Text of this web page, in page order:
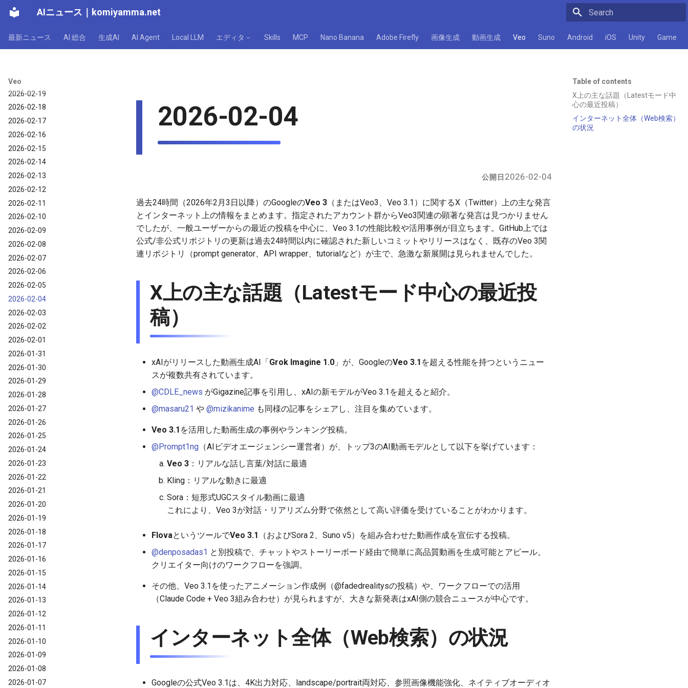
AIニュース komiyamma.net
最新ニュース AI 総合 生成AI AI Agent Local LLM エディタ－ Skills MCP Nano Banana Adobe Firefly 画像生成 動画生成 Veo Suno Android iOS Unity Game
Veo
2026-02-25
2026-02-23
2026-02-20
2026-02-19
2026-02-18
2026-02-17
2026-02-16
2026-02-15
2026-02-14
2026-02-13
2026-02-12
2026-02-11
2026-02-10
2026-02-09
2026-02-08
2026-02-07
2026-02-06
2026-02-05
2026-02-04
2026-02-03
2026-02-02
2026-02-01
2026-01-31
2026-01-30
2026-01-29
2026-01-28
2026-01-27
2026-01-26
2026-01-25
2026-01-24
2026-01-23
2026-01-22
2026-01-21
2026-01-20
2026-01-19
2026-01-18
2026-01-17
2026-01-16
2026-01-15
2026-01-14
2026-01-13
2026-01-12
2026-01-11
2026-01-10
2026-01-09
2026-01-08
2026-01-07
Table of contents
X上の主な話題（Latestモード中
心の最近投稿）
インターネット全体（Web検索）
の状況
2026-02-04
公開日 2026-02-04
過去24時間（2026年2月3日以降）のGoogleのVeo 3 （またはVeo3、Veo 3.1）に関するX（Twitter）上の主な発言
とインターネット上の情報をまとめます。指定されたアカウント群からVeo3関連の顕著な発言は見つかりません
でしたが、一般ユーザーからの最近の投稿を中心に、Veo 3.1の性能比較や活用事例が目立ちます。GitHub上では
公式/非公式リポジトリの更新は過去24時間以内に確認された新しいコミットやリリースはなく、既存のVeo 3関
連リポジトリ（prompt generator、API wrapper、tutorialなど）が主で、急激な新展開は見られませんでした。
X上の主な話題（Latestモード中心の最近投
稿）
xAIがリリースした動画生成AI「Grok Imagine 1.0 」が、GoogleのVeo 3.1 を超える性能を持つというニュー
スが複数共有されています。
@CDLE_news がGigazine記事を引用し、xAIの新モデルがVeo 3.1を超えると紹介。
@masaru21 や @mizikanime も同様の記事をシェアし、注目を集めています。
Veo 3.1 を活用した動画生成の事例やランキング投稿。
@Prompt1ng （AIビデオエージェンシー運営者）が、トップ3のAI動画モデルとして以下を挙げています：
Veo 3 ：リアルな話し言葉/対話に最適
Kling：リアルな動きに最適
Sora：短形式UGCスタイル動画に最適
これにより、Veo 3が対話・リアリズム分野で依然として高い評価を受けていることがわかります。
FlovaというツールでVeo 3.1
（およびSora 2、Suno v5）を組み合わせた動画作成を宣伝する投稿。
@denposadas1 と別投稿で、チャットやストーリーボード経由で簡単に高品質動画を生成可能とアピール。
クリエイター向けのワークフローを強調。
その他、Veo 3.1を使ったアニメーション作成例（@fadedrealitysの投稿）や、ワークフローでの活用
（Claude Code + Veo 3組み合わせ）が見られますが、大きな新発表はxAI側の競合ニュースが中心です。
インターネット全体（Web検索）の状況
Googleの公式Veo 3.1は、4K出力対応、landscape/portrait両対応、参照画像機能強化、ネイティブオーディオ